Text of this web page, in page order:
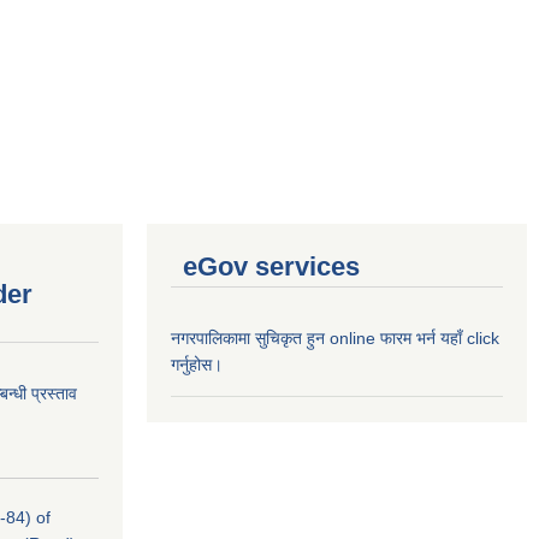
प्रस्ताव
84) of
eGov services
नगरपालिकामा सुचिकृत हुन online फारम भर्न यहाँ click
गर्नुहोस।